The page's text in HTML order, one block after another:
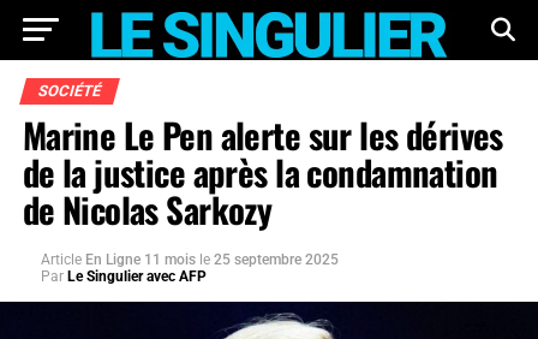
SOCIÉTÉ
Marine Le Pen alerte sur les dérives
de la justice après la condamnation
de Nicolas Sarkozy
Article En Ligne 11 mois le 25 septembre 2025
Par Le Singulier avec AFP